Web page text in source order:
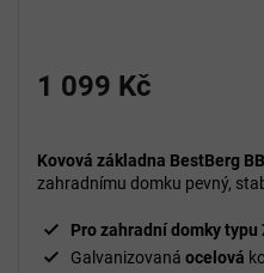
1 099 Kč
Kovová základna BestBerg
zahradnímu domku pevný,
Pro zahradní domky typu
Galvanizovaná ocelová